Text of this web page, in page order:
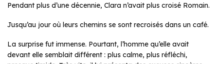
Pendant plus d’une décennie, Clara n’avait plus croisé Romain.
Jusqu’au jour où leurs chemins se sont recroisés dans un café.
La surprise fut immense. Pourtant, l’homme qu’elle avait
devant elle semblait différent : plus calme, plus réfléchi,